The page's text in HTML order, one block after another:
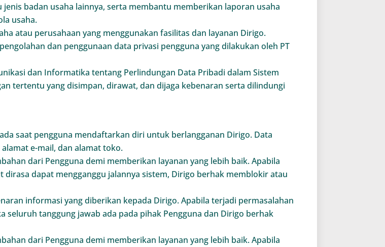
badan usaha lainnya, serta membantu memberikan laporan usaha
usaha.
atau perusahaan yang menggunakan fasilitas dan layanan Dirigo.
dan penggunaan data privasi pengguna yang dilakukan oleh PT
dan Informatika tentang Perlindungan Data Pribadi dalam Sistem
tertentu yang disimpan, dirawat, dan dijaga kebenaran serta dilindungi
saat pengguna mendaftarkan diri untuk berlangganan Dirigo. Data
e-mail, dan alamat toko.
dari Pengguna demi memberikan layanan yang lebih baik. Apabila
dapat mengganggu jalannya sistem, Dirigo berhak memblokir atau
informasi yang diberikan kepada Dirigo. Apabila terjadi permasalahan
tanggung jawab ada pada pihak Pengguna dan Dirigo berhak
dari Pengguna demi memberikan layanan yang lebih baik. Apabila